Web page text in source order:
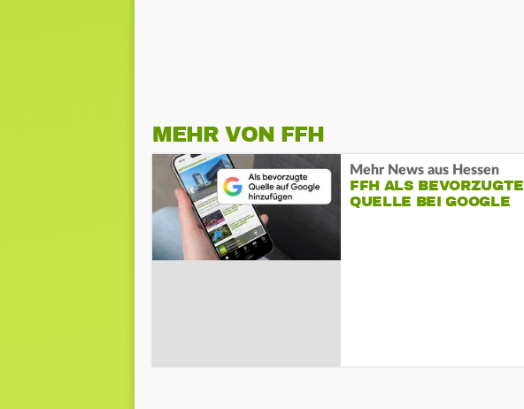
MEHR VON FFH
Mehr News aus Hessen
FFH ALS BEVORZUGTE
QUELLE BEI GOOGLE